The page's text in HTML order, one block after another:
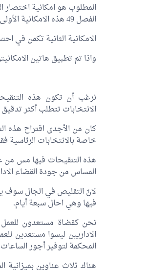
المطلوب هو امكانية اختصار
الفصل 49 هذه الامكانية الأولى.
الامكانية الثانية تكمن في
واذا تم تطبيق هاتين الامكانيتن لم
نرغب أن تكون هذه
الانتخابات تتطلب أكثر
خاصة بالانتخابات الرئاسية
هذه التنقيحات فيها مس من
المساس من جودة القضاء
لانّ التقليص في الجال سوف
فيها وهي احال سبعة أيام.
نحن كقضاة مستعدون للعمل
الاداريين ليسوا مستعدين
المحكمة لتوفير أجور
هناك ثلاث عناوين بميزانية